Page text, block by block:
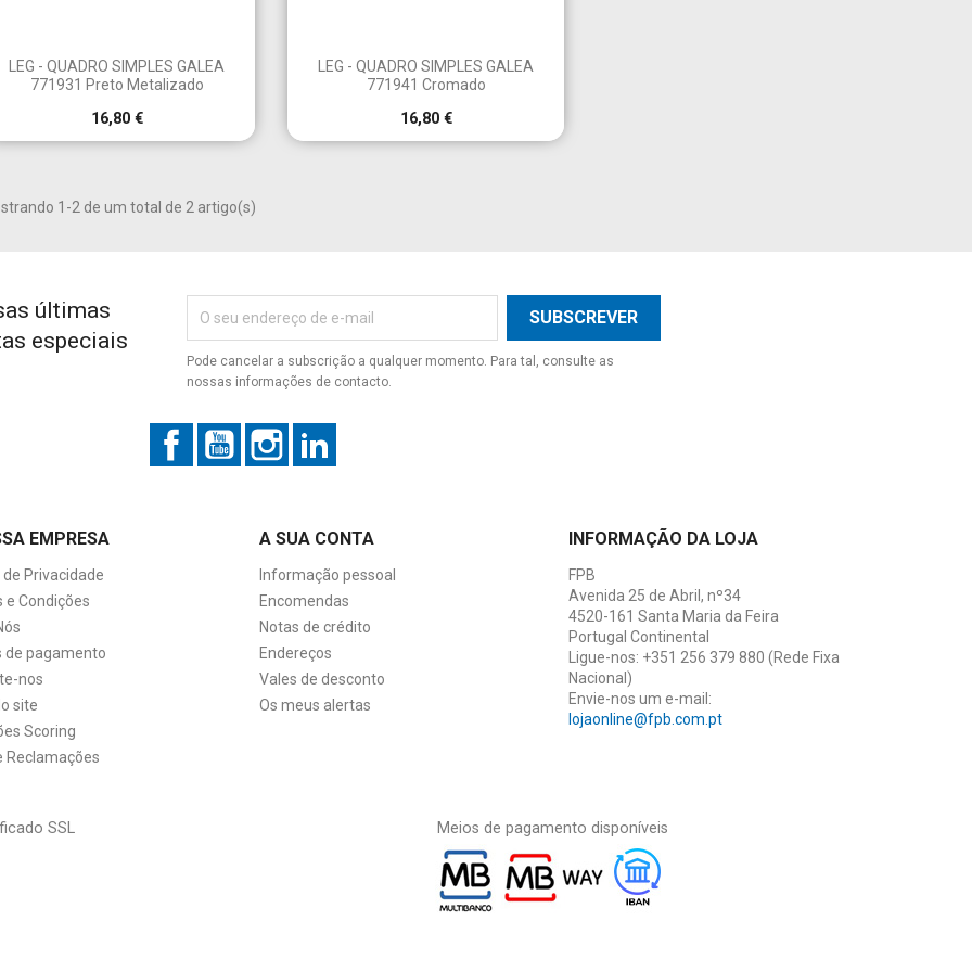
Criar nova lista
Cancelar Criar lista de desejos
((cancelText)) ((modalDeleteText))
Vista rápida
LEG - QUADRO SIMPLES GALEA
771931 Preto Metalizado
16,80 €
Vista rápida
LEG - QUADRO SIMPLES GALEA
771941 Cromado
16,80 €
1-2 de um total de 2 artigo(s)
últimas
especiais
Pode cancelar a subscrição a qualquer momento. Para tal, consulte as
nossas informações de contacto.
FacebookYouTubeInstagram
EMPRESA
de Privacidade
e Condições
de pagamento
nos
site
Scoring
Reclamações
A SUA CONTA
Informação pessoal
Encomendas
Notas de crédito
Endereços
Vales de desconto
Os meus alertas
INFORMAÇÃO DA LOJA
FPB
Avenida 25 de Abril, nº34
4520-161 Santa Maria da Feira
Portugal Continental
Ligue-nos: +351 256 379 880 (Rede Fixa
Nacional)
Envie-nos um e-mail:
lojaonline@fpb.com.pt
SSL Meios de pagamento disponíveis